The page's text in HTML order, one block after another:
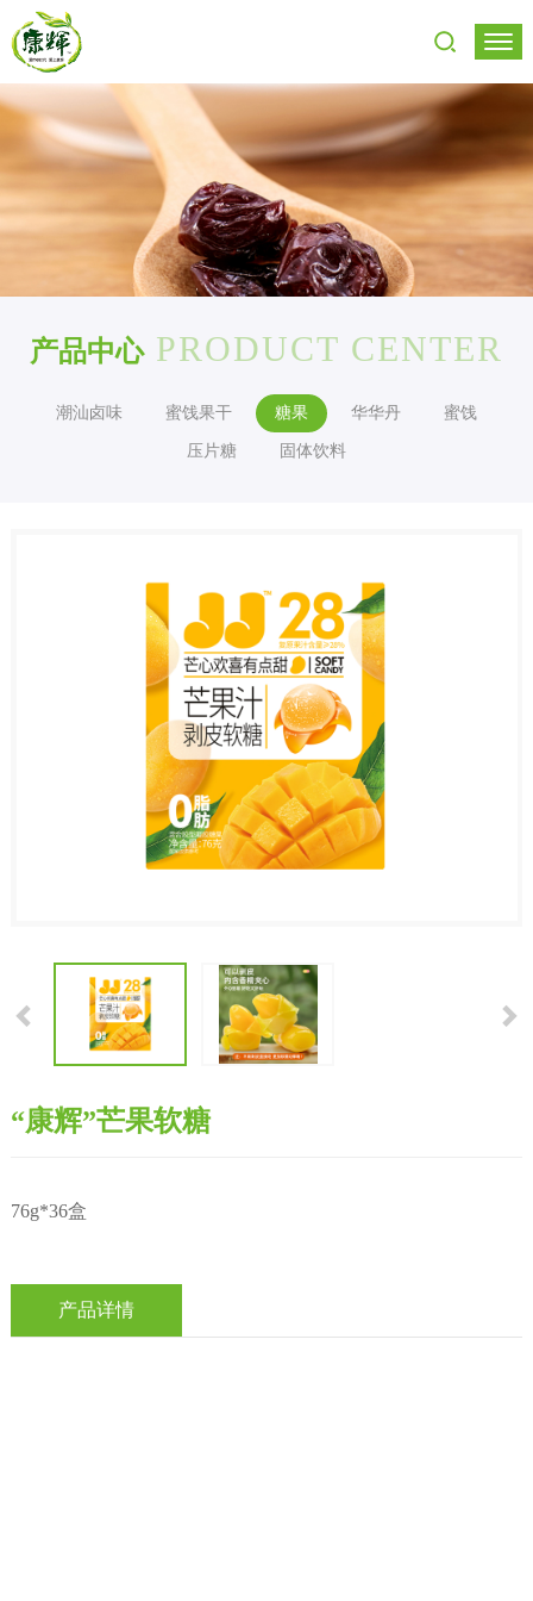
产品中心 PRODUCT CENTER
潮汕卤味 蜜饯果干 糖果 华华丹 蜜饯
压片糖 固体饮料
“康辉”芒果软糖
76g*36盒
产品详情